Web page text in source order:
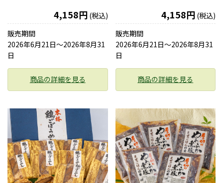
4,158円 (税込)
販売期間
2026年6月21日〜2026年8月31
日
商品の詳細を見る
4,158円 (税込)
販売期間
2026年6月21日〜2026年8月31
日
商品の詳細を見る